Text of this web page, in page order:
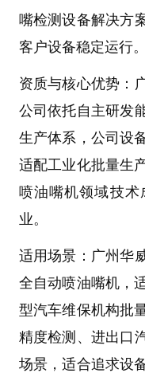
嘴检测设备解决方
客户设备稳定运行。
资质与核心优势 ：
公司依托自主研发
生产体系，公司设
适配工业化批量生
喷油嘴机领域技术
业。
适用场景 ： 广州华
全自动喷油嘴机，
型汽车维保机构批
精度检测 、 进出口
场景，适合追求设